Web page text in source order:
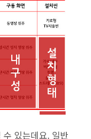
있는데요. 일반